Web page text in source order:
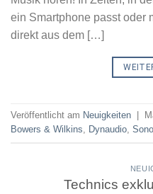
ein Smartphone passt oder
direkt aus dem […]
Veröffentlicht am Neuigkeiten
Bowers & Wilkins, Dynaudio,
Technics